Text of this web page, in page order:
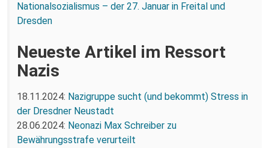
Nationalsozialismus – der 27. Januar in Freital und
Dresden
Neueste Artikel im Ressort
Nazis
18.11.2024: Nazigruppe sucht (und bekommt) Stress in
der Dresdner Neustadt
28.06.2024: Neonazi Max Schreiber zu
Bewährungsstrafe verurteilt